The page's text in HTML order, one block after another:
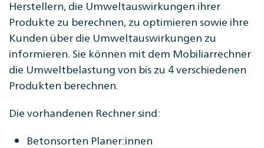
Herstellern, die Umweltauswirkungen ihrer
Produkte zu berechnen, zu optimieren sowie ihre
Kunden über die Umweltauswirkungen zu
informieren. Sie können mit dem Mobiliarrechner
die Umweltbelastung von bis zu 4 verschiedenen
Produkten berechnen.
Die vorhandenen Rechner sind:
Betonsorten Planer:innen